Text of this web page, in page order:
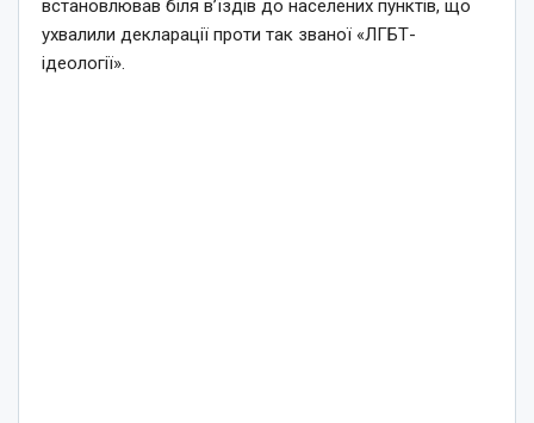
встановлював біля в’їздів до населених пунктів, що
ухвалили декларації проти так званої «ЛГБТ-
ідеології».